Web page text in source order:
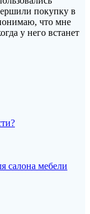
покупку в
что мне
у него встанет
салона мебели